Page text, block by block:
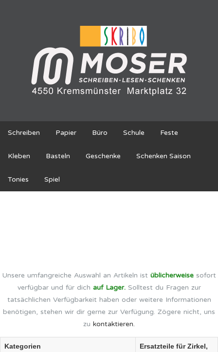
Schreiben Papier Büro Schule Feste
Kleben Basteln Geschenke Schenken Saison
Tonies Spiel
Unsere umfangreiche Auswahl an Artikeln ist üblicherweise sofort
verfügbar und für dich auf Lager.Solltest du Fragen zur
tatsächlichen Verfügbarkeit haben oder weitere Informationen
benötigen, stehen wir dir gerne zur Verfügung. Zögere nicht, uns
zu kontaktieren.
Kategorien
Ersatzteile für Zirkel,